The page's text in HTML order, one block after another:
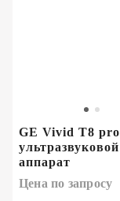
GE Vivid T8 pro
ультразвуковой
аппарат
Цена по запросу